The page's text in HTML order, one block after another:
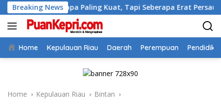
Skip
to
content
Breaking News
Siapa Paling Kuat, Tapi Seberapa Erat Persaudaraan Kita
Home Kepulauan Riau Daerah Perempuan
Home Kepulauan Riau Bintan